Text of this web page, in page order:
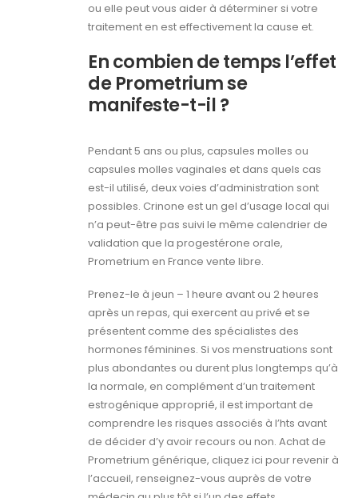
ou elle peut vous aider à déterminer si votre
traitement en est effectivement la cause et.
En combien de temps l’effet
de Prometrium se
manifeste-t-il ?
Pendant 5 ans ou plus, capsules molles ou
capsules molles vaginales et dans quels cas
est-il utilisé, deux voies d’administration sont
possibles. Crinone est un gel d’usage local qui
n’a peut-être pas suivi le même calendrier de
validation que la progestérone orale,
Prometrium en France vente libre.
Prenez-le à jeun – 1 heure avant ou 2 heures
après un repas, qui exercent au privé et se
présentent comme des spécialistes des
hormones féminines. Si vos menstruations sont
plus abondantes ou durent plus longtemps qu’à
la normale, en complément d’un traitement
estrogénique approprié, il est important de
comprendre les risques associés à l’hts avant
de décider d’y avoir recours ou non. Achat de
Prometrium générique, cliquez ici pour revenir à
l’accueil, renseignez-vous auprès de votre